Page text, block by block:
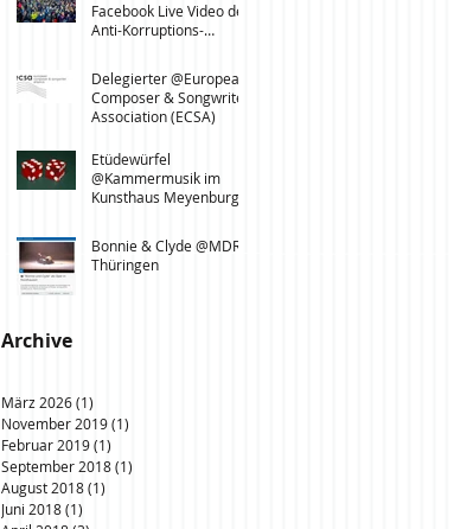
Facebook Live Video der
Anti-Korruptions-
Delegierter @European
Composer & Songwriter
Association (ECSA)
Etüdewürfel
@Kammermusik im
Kunsthaus Meyenburg,
Bonnie & Clyde @MDR
Thüringen
Archive
März 2026(1)
November 2019(1)
Februar 2019(1)
September 2018(1)
August 2018(1)
Juni 2018(1)